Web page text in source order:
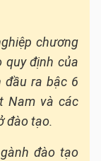
chương
định của
đầu ra bậc 6
Nam và các
đào tạo.
đào tạo